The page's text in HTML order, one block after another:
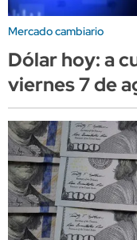
Mercado cambiario
Dólar hoy: a
viernes 7 de